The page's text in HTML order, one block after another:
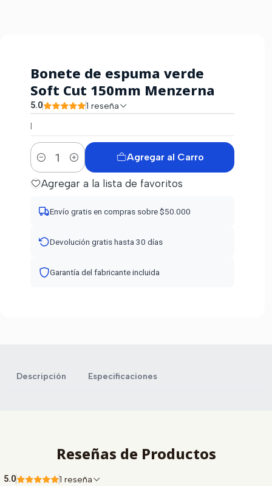
|
Bonete de espuma verde
Soft Cut 150mm Menzerna
5.0 1 reseña
Cantidad
Agregar al Carro
Agregar a la lista de favoritos
Envío gratis en compras sobre $50.000
Devolución gratis hasta 30 días
Garantía del fabricante incluida
Descripción Especificaciones
Reseñas de Productos
5.0 1 reseña